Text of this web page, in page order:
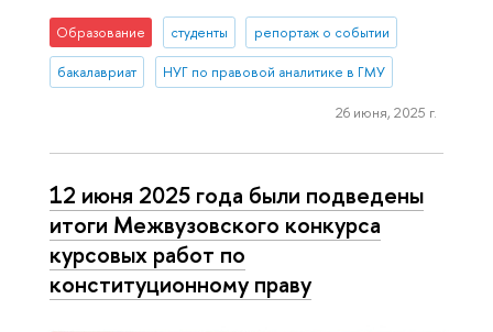
Образование студенты репортаж о событии
бакалавриат НУГ по правовой аналитике в ГМУ
26 июня, 2025 г.
12 июня 2025 года были подведены
итоги Межвузовского конкурса
курсовых работ по
конституционному праву